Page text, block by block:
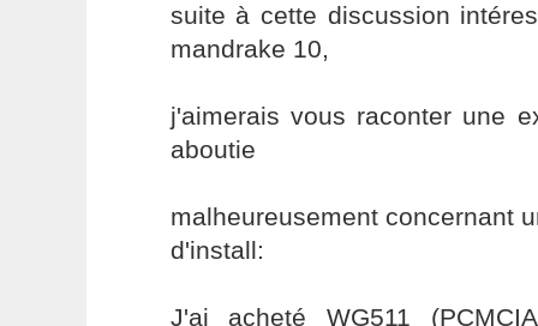
suite à cette discussion
mandrake 10,
j'aimerais vous raconter une
aboutie
malheureusement concernant
d'install:
J'ai acheté WG511